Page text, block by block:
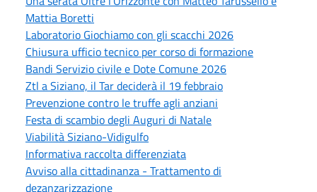
Mattia Boretti
Laboratorio Giochiamo con gli scacchi 2026
Chiusura ufficio tecnico per corso di formazione
Bandi Servizio civile e Dote Comune 2026
Ztl a Siziano, il Tar deciderà il 19 febbraio
Prevenzione contro le truffe agli anziani
Festa di scambio degli Auguri di Natale
Viabilità Siziano-Vidigulfo
Informativa raccolta differenziata
Avviso alla cittadinanza - Trattamento di
dezanzarizzazione